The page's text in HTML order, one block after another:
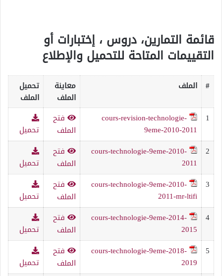
قائمة التمارين، دروس ، إختبارات أو
التقييمات المتاحة للتحميل والإطلاع
# الملف
معاينة
الملف
تحميل
الملف
1
cours-revision-technologie-
9eme-2010-2011
فتح
الملف
تحميل
2
cours-technologie-9eme-2010-
2011
فتح
الملف
تحميل
3
cours-technologie-9eme-2010-
2011-mr-ltifi
فتح
الملف
تحميل
4
cours-technologie-9eme-2014-
2015
فتح
الملف
تحميل
5
cours-technologie-9eme-2018-
2019
فتح
الملف
تحميل